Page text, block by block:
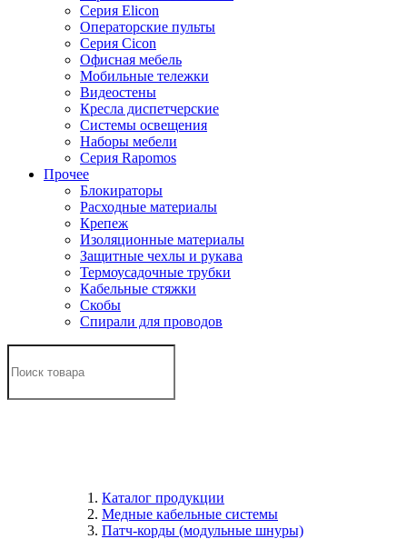
Серия Elicon
Операторские пульты
Серия Cicon
Офисная мебель
Мобильные тележки
Видеостены
Кресла диспетчерские
Системы освещения
Наборы мебели
Серия Rapomos
Прочее
Блокираторы
Расходные материалы
Крепеж
Изоляционные материалы
Защитные чехлы и рукава
Термоусадочные трубки
Кабельные стяжки
Скобы
Спирали для проводов
Каталог продукции
Медные кабельные системы
Патч-корды (модульные шнуры)